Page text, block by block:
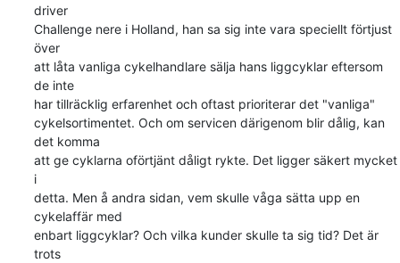
driver
Challenge nere i Holland, han sa sig inte vara speciellt förtjust
över
att låta vanliga cykelhandlare sälja hans liggcyklar eftersom
de inte
har tillräcklig erfarenhet och oftast prioriterar det "vanliga"
cykelsortimentet. Och om servicen därigenom blir dålig, kan
det komma
att ge cyklarna oförtjänt dåligt rykte. Det ligger säkert mycket
i
detta. Men å andra sidan, vem skulle våga sätta upp en
cykelaffär med
enbart liggcyklar? Och vilka kunder skulle ta sig tid? Det är
trots